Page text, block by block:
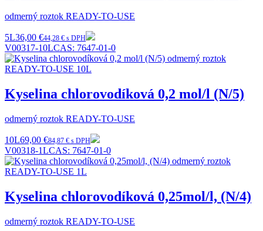
odmerný roztok READY-TO-USE
5L36,00 €44,28 € s DPH
V00317-10LCAS: 7647-01-0
Kyselina chlorovodíková 0,2 mol/l (N/5)
odmerný roztok READY-TO-USE
10L69,00 €84,87 € s DPH
V00318-1LCAS: 7647-01-0
Kyselina chlorovodíková 0,25mol/l, (N/4)
odmerný roztok READY-TO-USE